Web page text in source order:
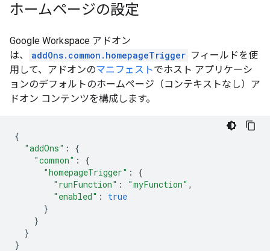
ホームページの設定
Google Workspace アドオン
は、
addOns.common.homepageTrigger フィールドを使
用して、アドオンのマニフェストでホスト アプリケーシ
ョンのデフォルトのホームページ（コンテキストなし）ア
ドオン コンテンツを構成します。
{
"addOns" :
{
"common" :
{
"homepageTrigger" :
{
"runFunction" : "myFunction" ,
"enabled" :
true
}
}
}
}